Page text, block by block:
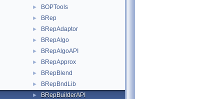
► BOPTools
► BRep
► BRepAdaptor
► BRepAlgo
► BRepAlgoAPI
► BRepApprox
► BRepBlend
► BRepBndLib
► BRepBuilderAPI